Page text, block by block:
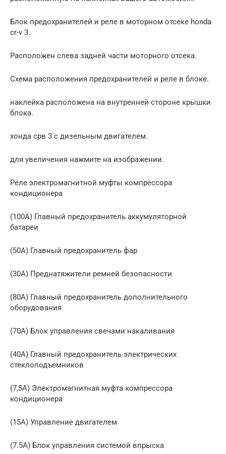
Блок предохранителей и реле в моторном отсеке honda
cr-v 3.
Расположен слева задней части моторного отсека.
Схема расположения предохранителей и реле в блоке.
наклейка расположена на внутренней стороне крышки
блока.
хонда срв 3 с дизельным двигателем.
для увеличения нажмите на изображении.
Реле электромагнитной муфты компрессора
кондиционера
(100A) Главный предохранитель аккумуляторной
батареи
(50A) Главный предохранитель фар
(30A) Преднатяжители ремней безопасности
(80A) Главный предохранитель дополнительного
оборудования
(70A) Блок управления свечами накаливания
(40A) Главный предохранитель электрических
стеклоподъемников
(7,5A) Электромагнитная муфта компрессора
кондиционера
(15A) Управление двигателем
(7.5A) Блок управления системой впрыска